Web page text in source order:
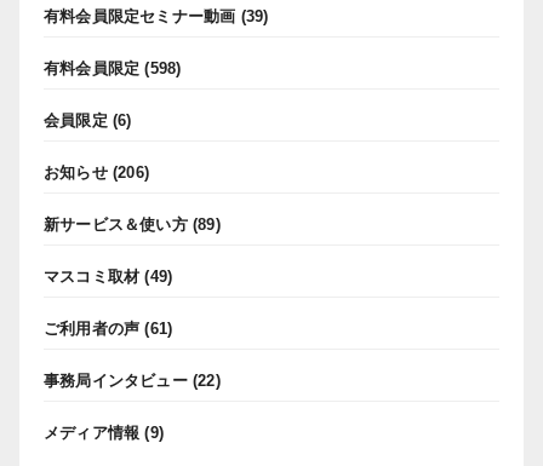
有料会員限定セミナー動画 (39)
有料会員限定 (598)
会員限定 (6)
お知らせ(206)
新サービス＆使い方(89)
マスコミ取材 (49)
ご利用者の声 (61)
事務局インタビュー(22)
メディア情報 (9)